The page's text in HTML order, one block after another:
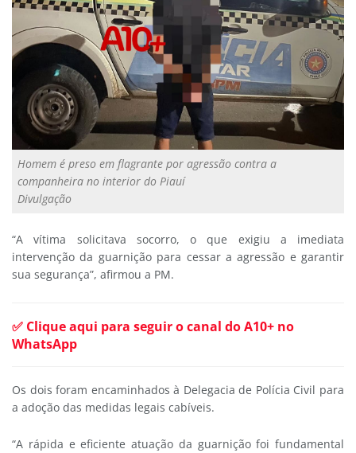
Homem é preso em flagrante por agressão contra a
companheira no interior do Piauí
Divulgação
“A vítima solicitava socorro, o que exigiu a imediata
intervenção da guarnição para cessar a agressão e garantir
sua segurança”, afirmou a PM.
✅ Clique aqui para seguir o canal do A10+ no
WhatsApp
Os dois foram encaminhados à Delegacia de Polícia Civil para
a adoção das medidas legais cabíveis.
“A rápida e eficiente atuação da guarnição foi fundamental